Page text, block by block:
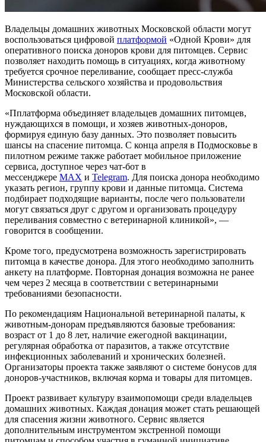
Владельцы домашних животных Московской области могут
воспользоваться цифровой платформой «Одной Крови» для
оперативного поиска доноров крови для питомцев. Сервис
позволяет находить помощь в ситуациях, когда животному
требуется срочное переливание, сообщает пресс-служба
Министерства сельского хозяйства и продовольствия
Московской области.
«Пплатформа объединяет владельцев домашних питомцев,
нуждающихся в помощи, и хозяев животных-доноров,
формируя единую базу данных. Это позволяет повысить
шансы на спасение питомца. С конца апреля в Подмосковье в
пилотном режиме также работает мобильное приложение
сервиса, доступное через чат-бот в
мессенджере MAX и Telegram. Для поиска донора необходимо
указать регион, группу крови и данные питомца. Система
подбирает подходящие варианты, после чего пользователи
могут связаться друг с другом и организовать процедуру
переливания совместно с ветеринарной клиникой», —
говорится в сообщении.
Кроме того, предусмотрена возможность зарегистрировать
питомца в качестве донора. Для этого необходимо заполнить
анкету на платформе. Повторная донация возможна не ранее
чем через 2 месяца в соответствии с ветеринарными
требованиями безопасности.
По рекомендациям Национальной ветеринарной палаты, к
животным-донорам предъявляются базовые требования:
возраст от 1 до 8 лет, наличие ежегодной вакцинации,
регулярная обработка от паразитов, а также отсутствие
инфекционных заболеваний и хронических болезней.
Организаторы проекта также заявляют о системе бонусов для
доноров-участников, включая корма и товары для питомцев.
Проект развивает культуру взаимопомощи среди владельцев
домашних животных. Каждая донация может стать решающей
для спасения жизни животного. Сервис является
дополнительным инструментом экстренной помощи